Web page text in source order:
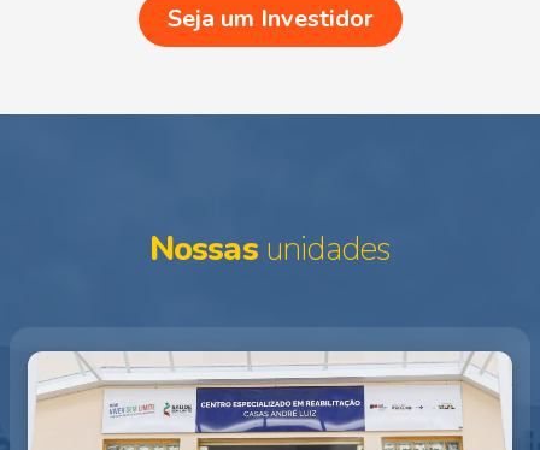
Seja um Investidor
Nossasunidades